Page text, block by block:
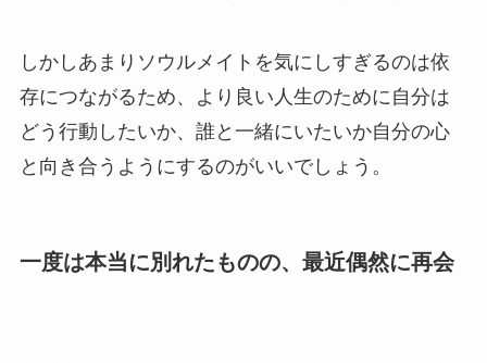
しかしあまりソウルメイトを気にしすぎるのは依
存につながるため、より良い人生のために自分は
どう行動したいか、誰と一緒にいたいか自分の心
と向き合うようにするのがいいでしょう。
一度は本当に別れたものの、最近偶然に再会